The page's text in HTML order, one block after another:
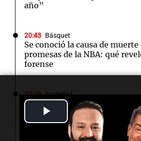
Play
Video
año”
20:43 Básquet
Se conoció la causa de muerte
promesas de la NBA: qué
forense
20:29 Sociedad
Rescataron a 146 perros
allanamientos a dos criaderos